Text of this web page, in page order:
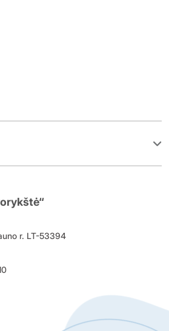
r. LT-53394